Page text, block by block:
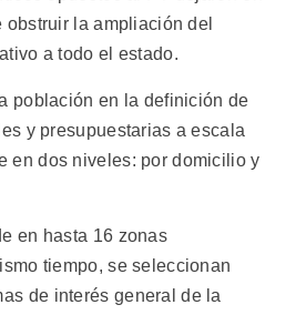
la ampliación del
a todo el estado.
población en la definición de
y presupuestarias a escala
en dos niveles: por domicilio y
en hasta 16 zonas
tiempo, se seleccionan
de interés general de la